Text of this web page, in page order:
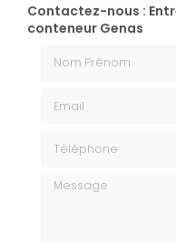
Contactez-nous :
conteneur Genas
Message